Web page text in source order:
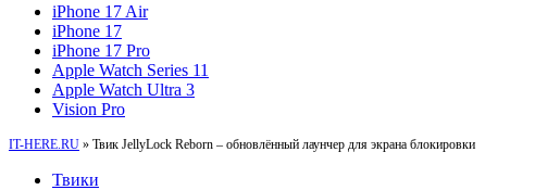
iPhone 17 Air
iPhone 17
iPhone 17 Pro
Apple Watch Series 11
Apple Watch Ultra 3
Vision Pro
IT-HERE.RU » Твик JellyLock Reborn – обновлённый лаунчер для экрана блокировки
Твики